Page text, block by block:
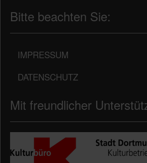
Bitte beachten Sie:
IMPRESSUM
DATENSCHUTZ
Mit freundlicher